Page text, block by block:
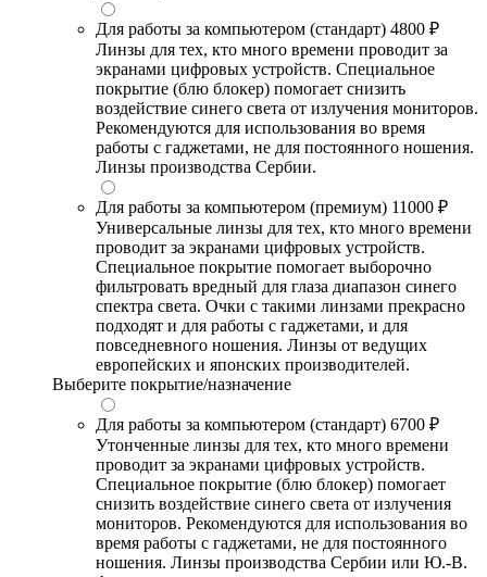
Для работы за компьютером (стандарт) 4800 ₽
Линзы для тех, кто много времени проводит за
экранами цифровых устройств. Специальное
покрытие (блю блокер) помогает снизить
воздействие синего света от излучения мониторов.
Рекомендуются для использования во время
работы с гаджетами, не для постоянного ношения.
Линзы производства Сербии.
Для работы за компьютером (премиум) 11000 ₽
Универсальные линзы для тех, кто много времени
проводит за экранами цифровых устройств.
Специальное покрытие помогает выборочно
фильтровать вредный для глаза диапазон синего
спектра света. Очки с такими линзами прекрасно
подходят и для работы с гаджетами, и для
повседневного ношения. Линзы от ведущих
европейских и японских производителей.
Выберите покрытие/назначение
Для работы за компьютером (стандарт) 6700 ₽
Утонченные линзы для тех, кто много времени
проводит за экранами цифровых устройств.
Специальное покрытие (блю блокер) помогает
снизить воздействие синего света от излучения
мониторов. Рекомендуются для использования во
время работы с гаджетами, не для постоянного
ношения. Линзы производства Сербии или Ю.-В.